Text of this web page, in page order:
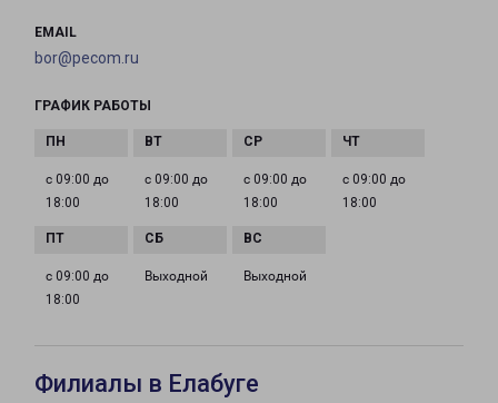
EMAIL
bor@pecom.ru
ГРАФИК РАБОТЫ
с 09:00 до
18:00
с 09:00 до
18:00
с 09:00 до
18:00
с 09:00 до
18:00
с 09:00 до
18:00
Выходной Выходной
Филиалы в Елабуге